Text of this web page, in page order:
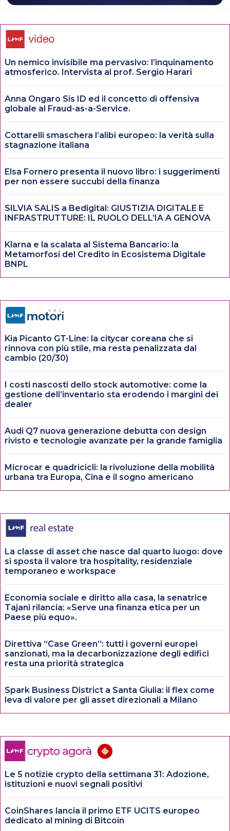
Un nemico invisibile ma pervasivo: l’inquinamento
atmosferico. Intervista al prof. Sergio Harari
Anna Ongaro Sis ID ed il concetto di offensiva
globale al Fraud-as-a-Service.
Cottarelli smaschera l’alibi europeo: la verità sulla
stagnazione italiana
Elsa Fornero presenta il nuovo libro: i suggerimenti
per non essere succubi della finanza
SILVIA SALIS a Bedigital: GIUSTIZIA DIGITALE E
INFRASTRUTTURE: IL RUOLO DELL’IA A GENOVA
Klarna e la scalata al Sistema Bancario: la
Metamorfosi del Credito in Ecosistema Digitale
BNPL
Kia Picanto GT-Line: la citycar coreana che si
rinnova con più stile, ma resta penalizzata dal
cambio (20/30)
I costi nascosti dello stock automotive: come la
gestione dell’inventario sta erodendo i margini dei
dealer
Audi Q7 nuova generazione debutta con design
rivisto e tecnologie avanzate per la grande famiglia
Microcar e quadricicli: la rivoluzione della mobilità
urbana tra Europa, Cina e il sogno americano
La classe di asset che nasce dal quarto luogo: dove
si sposta il valore tra hospitality, residenziale
temporaneo e workspace
Economia sociale e diritto alla casa, la senatrice
Tajani rilancia: «Serve una finanza etica per un
Paese più equo».
Direttiva “Case Green”: tutti i governi europei
sanzionati, ma la decarbonizzazione degli edifici
resta una priorità strategica
Spark Business District a Santa Giulia: il flex come
leva di valore per gli asset direzionali a Milano
Le 5 notizie crypto della settimana 31: Adozione,
istituzioni e nuovi segnali positivi
CoinShares lancia il primo ETF UCITS europeo
dedicato al mining di Bitcoin